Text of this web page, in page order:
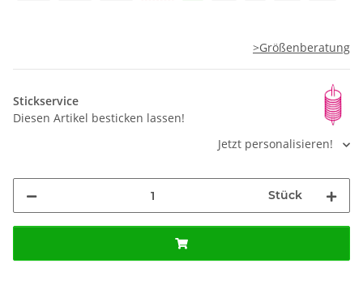
>Größenberatung
Stickservice
Diesen Artikel besticken lassen!
Jetzt personalisieren!
Stück